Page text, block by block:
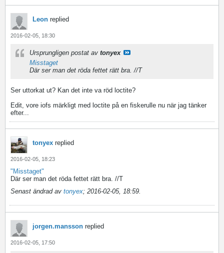
Leon replied
2016-02-05, 18:30
Ursprungligen postat av tonyex
Misstaget
Där ser man det röda fettet rätt bra. //T
Ser uttorkat ut? Kan det inte va röd loctite?
Edit, vore iofs märkligt med loctite på en fiskerulle nu när jag tänker
efter...
tonyex replied
2016-02-05, 18:23
"Misstaget"
Där ser man det röda fettet rätt bra. //T
Senast ändrad av tonyex; 2016-02-05, 18:59.
jorgen.mansson replied
2016-02-05, 17:50